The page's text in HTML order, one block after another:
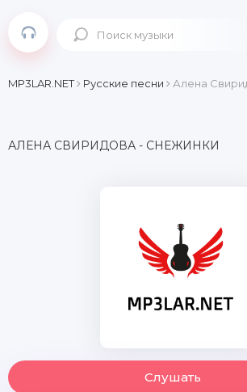
MP3LAR.NET Русские песни Алена
АЛЕНА СВИРИДОВА - СНЕЖИНКИ
Слушать